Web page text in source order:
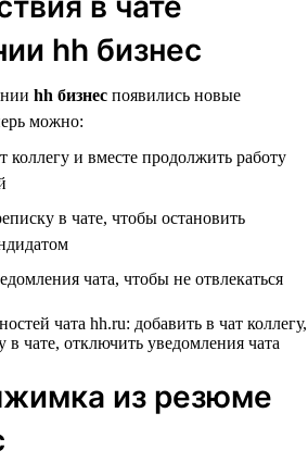
hh бизнес
hh бизнес появились новые
можно:
коллегу и вместе продолжить работу
в чате, чтобы остановить
чата, чтобы не отвлекаться
из резюме